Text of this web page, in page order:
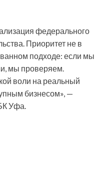
федерального
Приоритет не в
подходе: если мы
мы проверяем.
воли на реальный
бизнесом», —
Уфа.